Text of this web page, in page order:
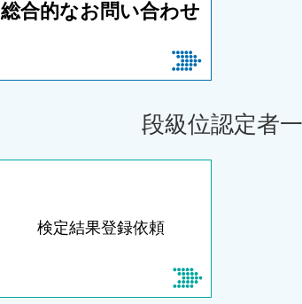
総合的なお問い合わせ
段級位認定者
検定結果登録依頼